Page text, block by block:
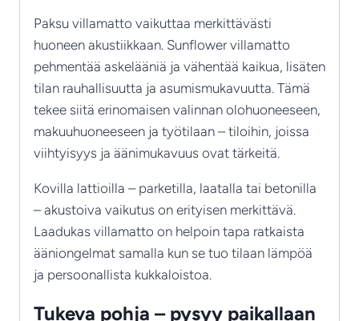
Paksu villamatto vaikuttaa merkittävästi
huoneen akustiikkaan. Sunflower villamatto
pehmentää askelääniä ja vähentää kaikua, lisäten
tilan rauhallisuutta ja asumismukavuutta. Tämä
tekee siitä erinomaisen valinnan olohuoneeseen,
makuuhuoneeseen ja työtilaan – tiloihin, joissa
viihtyisyys ja äänimukavuus ovat tärkeitä.
Kovilla lattioilla – parketilla, laatalla tai betonilla
– akustoiva vaikutus on erityisen merkittävä.
Laadukas villamatto on helpoin tapa ratkaista
ääniongelmat samalla kun se tuo tilaan lämpöä
ja persoonallista kukkaloistoa.
Tukeva pohja – pysyy paikallaan